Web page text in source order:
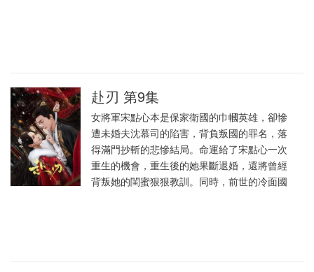
赴刃 第9集
女將軍宋點心本是保家衛國的巾幗英雄，卻慘
遭未婚夫沈慕司的陷害，背負叛國的罪名，落
得滿門抄斬的悲慘結局。命運給了宋點心一次
重生的機會，重生後的她果斷退婚，還將曾經
背叛她的閨蜜狠狠教訓。同時，前世的冷面國